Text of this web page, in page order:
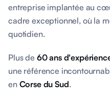
entreprise implantée au
cadre exceptionnel, où la
quotidien.
Plus de 60 ans
une référence
en Corse du Sud.